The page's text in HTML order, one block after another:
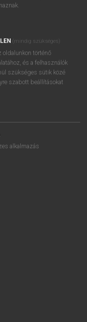
(mindig szükséges)
oldalunkon történő
és a felhasználók
szükséges sütik közé
szabott beállításokat
alkalmazás